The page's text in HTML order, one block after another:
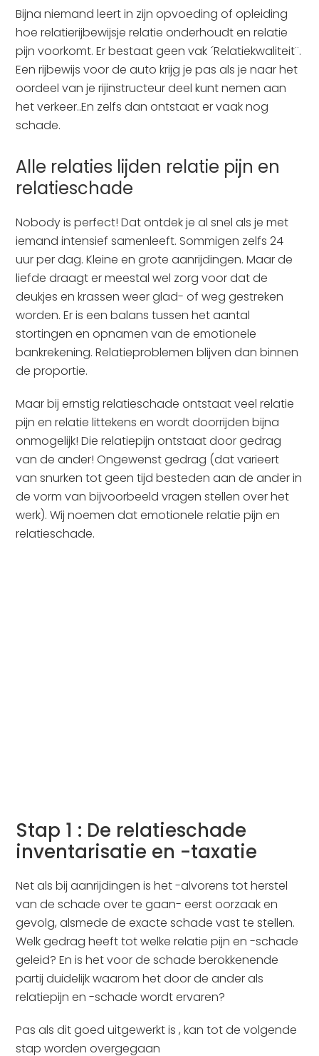
Bijna niemand leert in zijn opvoeding of opleiding
hoe relatierijbewijsje relatie onderhoudt en relatie
pijn voorkomt. Er bestaat geen vak ´Relatiekwaliteit¨.
Een rijbewijs voor de auto krijg je pas als je naar het
oordeel van je rijinstructeur deel kunt nemen aan
het verkeer..En zelfs dan ontstaat er vaak nog
schade.
Alle relaties lijden relatie pijn en
relatieschade
Nobody is perfect! Dat ontdek je al snel als je met
iemand intensief samenleeft. Sommigen zelfs 24
uur per dag. Kleine en grote aanrijdingen. Maar de
liefde draagt er meestal wel zorg voor dat de
deukjes en krassen weer glad- of weg gestreken
worden. Er is een balans tussen het aantal
stortingen en opnamen van de emotionele
bankrekening. Relatieproblemen blijven dan binnen
de proportie.
Maar bij ernstig relatieschade ontstaat veel relatie
pijn en relatie littekens en wordt doorrijden bijna
onmogelijk! Die relatiepijn ontstaat door gedrag
van de ander! Ongewenst gedrag (dat varieert
van snurken tot geen tijd besteden aan de ander in
de vorm van bijvoorbeeld vragen stellen over het
werk). Wij noemen dat emotionele relatie pijn en
relatieschade.
Stap 1 : De relatieschade
inventarisatie en -taxatie
Net als bij aanrijdingen is het -alvorens tot herstel
van de schade over te gaan- eerst oorzaak en
gevolg, alsmede de exacte schade vast te stellen.
Welk gedrag heeft tot welke relatie pijn en -schade
geleid? En is het voor de schade berokkenende
partij duidelijk waarom het door de ander als
relatiepijn en -schade wordt ervaren?
Pas als dit goed uitgewerkt is , kan tot de volgende
stap worden overgegaan